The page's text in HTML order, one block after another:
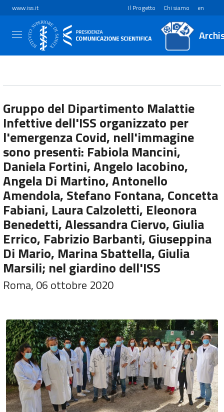
www.iss.it Il Progetto Chi siamo en
Gruppo del Dipartimento Malattie
Infettive dell'ISS organizzato per
l'emergenza Covid, nell'immagine
sono presenti: Fabiola Mancini,
Daniela Fortini, Angelo Iacobino,
Angela Di Martino, Antonello
Amendola, Stefano Fontana, Concetta
Fabiani, Laura Calzoletti, Eleonora
Benedetti, Alessandra Ciervo, Giulia
Errico, Fabrizio Barbanti, Giuseppina
Di Mario, Marina Sbattella, Giulia
Marsili; nel giardino dell'ISS
Roma, 06 ottobre 2020